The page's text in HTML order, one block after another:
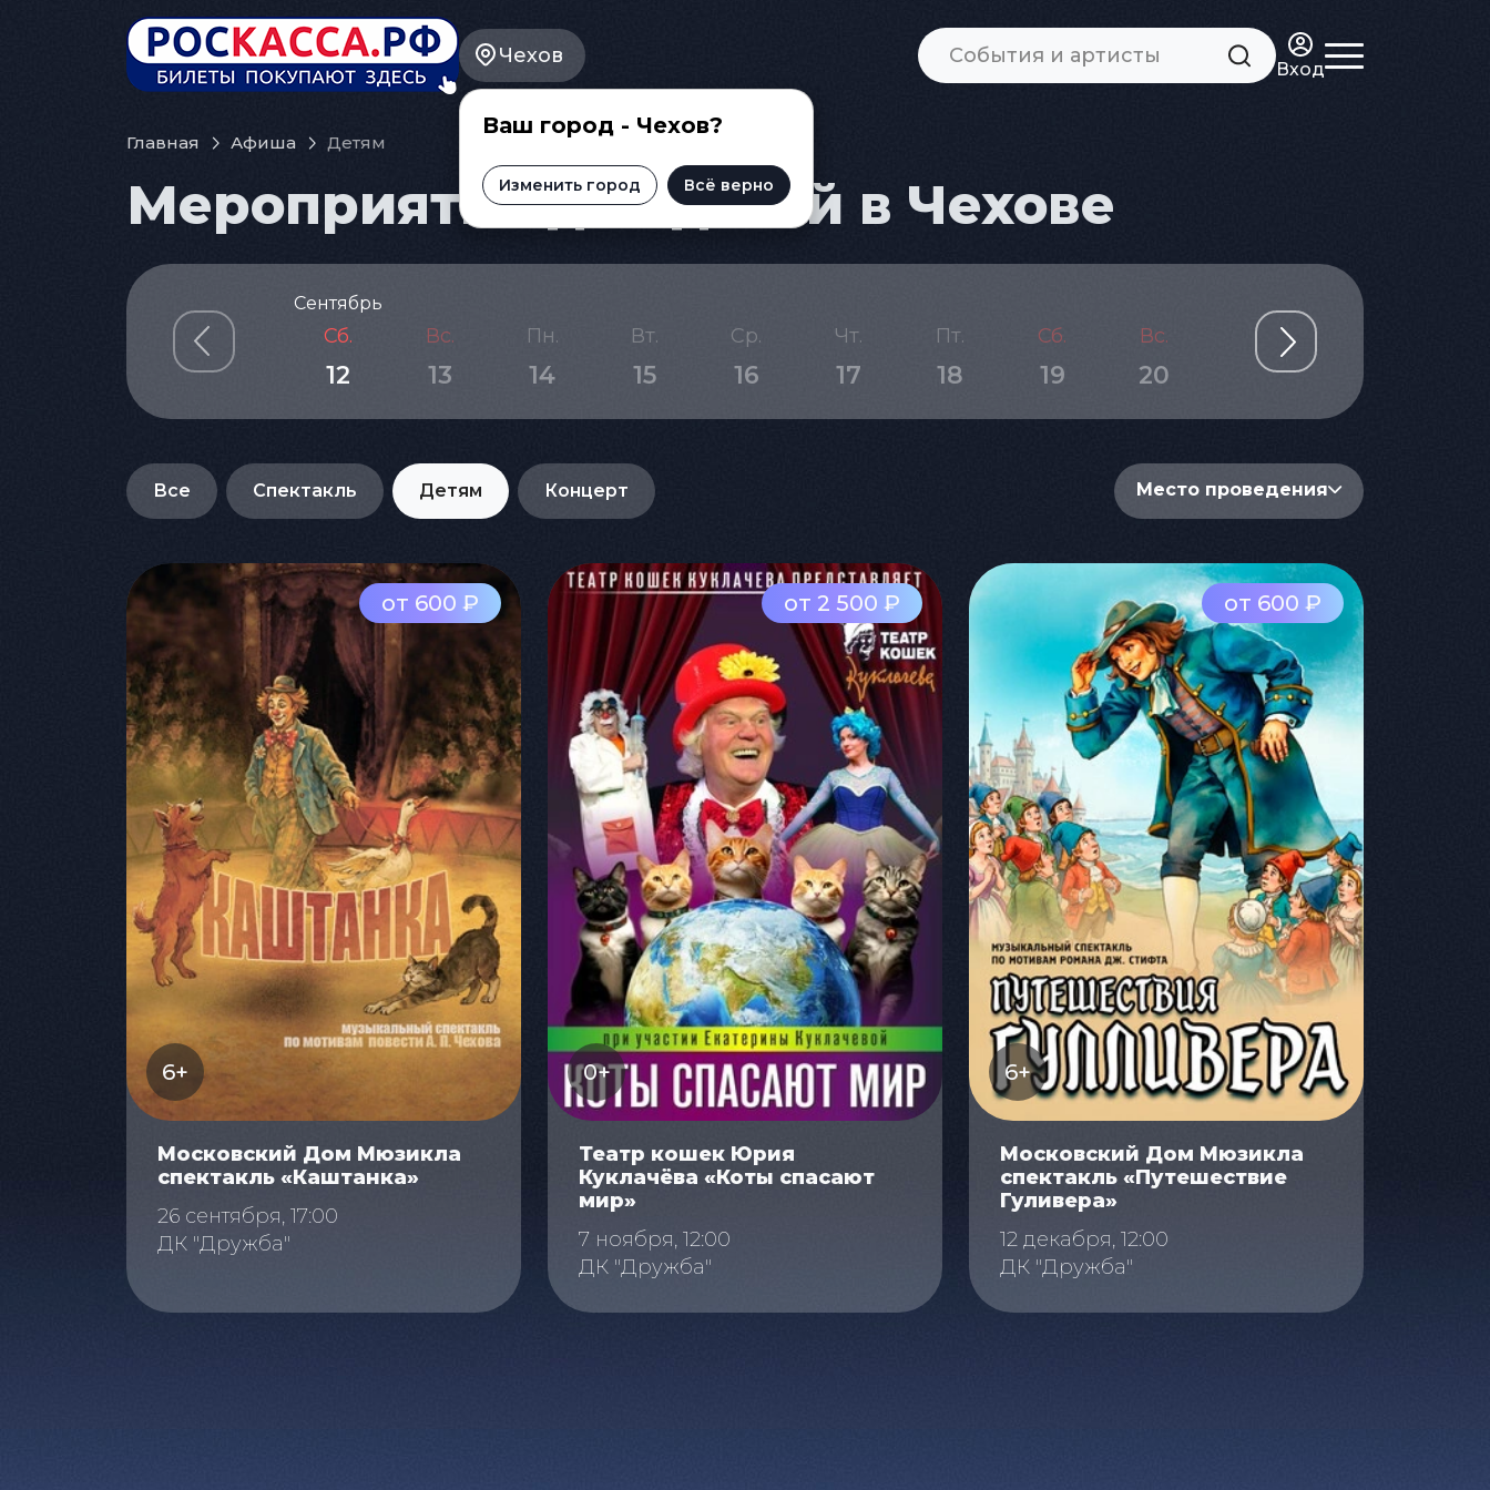
Чехов
Ваш город - Чехов?
Изменить город Всё верно
Вход
Главная Афиша Детям
Мероприятия для детей в Чехове
Сентябрь
Сб.
12
Вс.
13
Пн.
14
Вт.
15
Ср.
16
Чт.
17
Пт.
18
Сб.
19
Вс.
20
Пн.
21 22
Все Спектакль Детям Концерт Место проведения
от 600 ₽
6+
Московский Дом Мюзикла
спектакль «Каштанка»
26 сентября, 17:00
ДК "Дружба"
от 2 500 ₽
0+
Театр кошек Юрия
Куклачёва «Коты спасают
мир»
7 ноября, 12:00
ДК "Дружба"
от 600 ₽
6+
Московский Дом Мюзикла
спектакль «Путешествие
Гуливера»
12 декабря, 12:00
ДК "Дружба"